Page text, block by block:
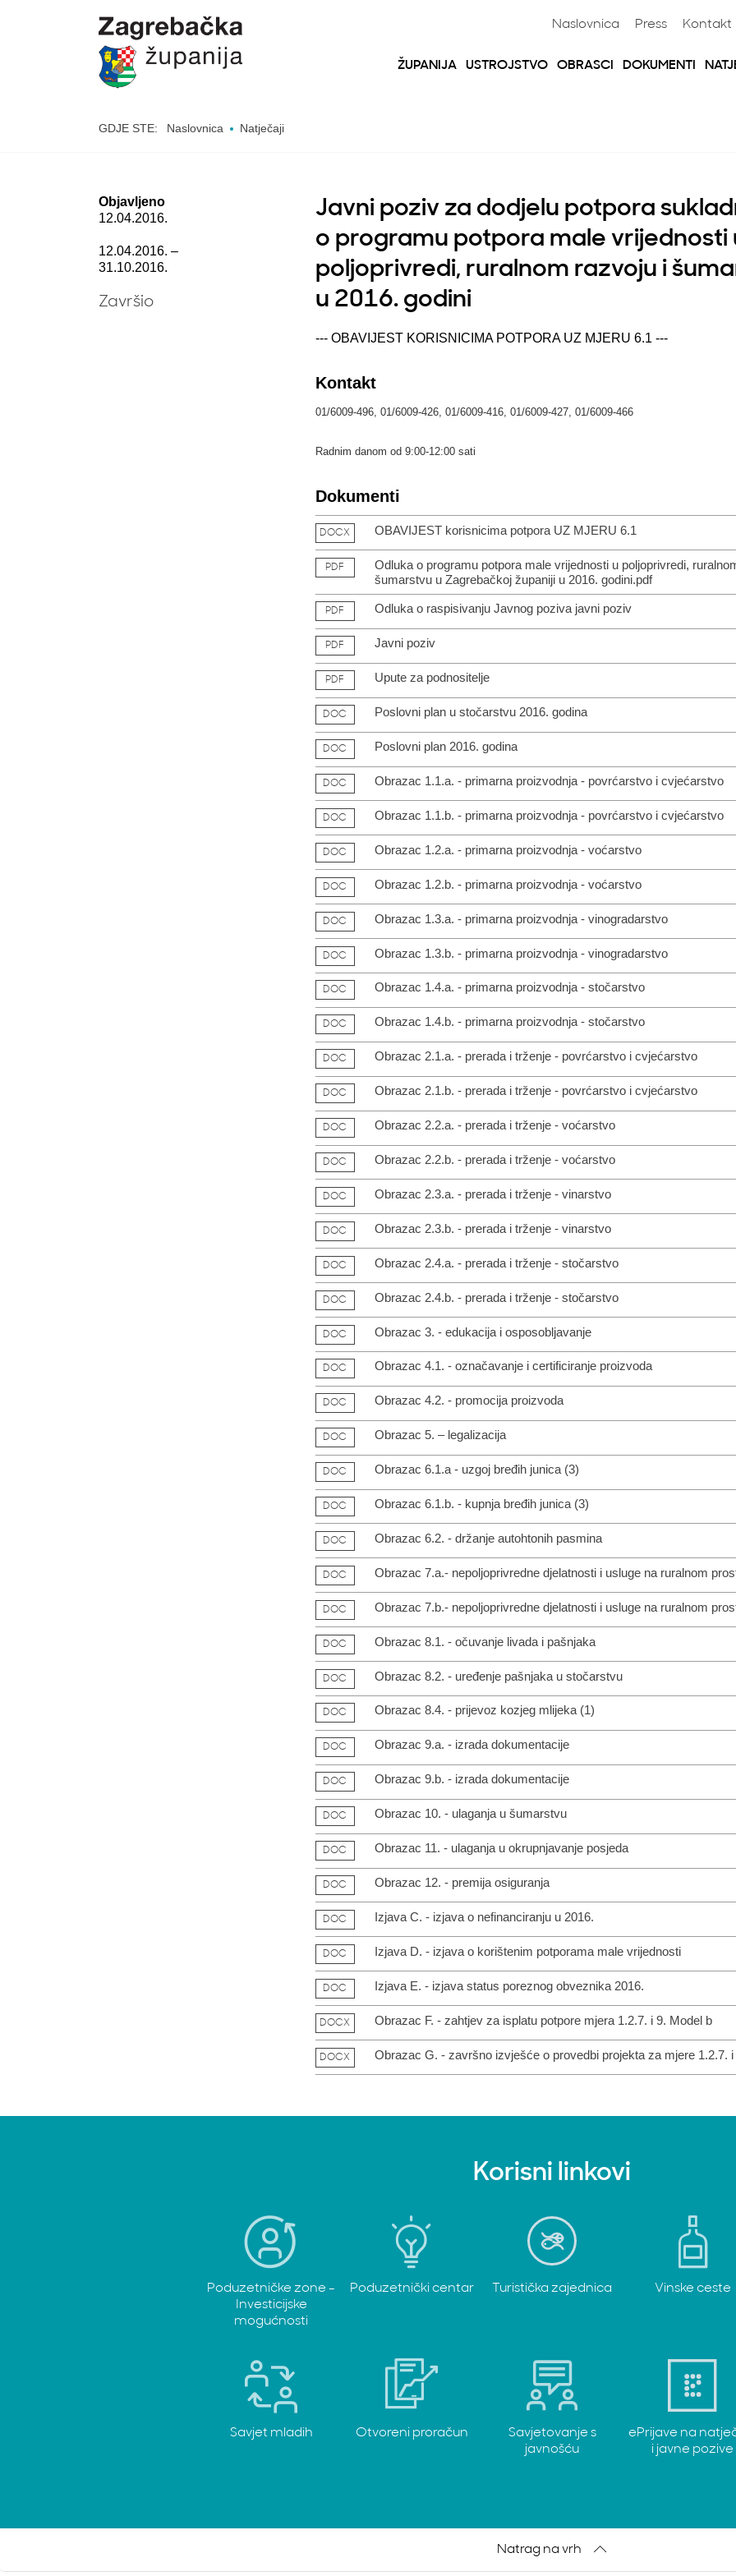
Naslovnica Press Kontakt
ŽUPANIJA USTROJSTVO OBRASCI DOKUMENTI
GDJE STE: Naslovnica Natječaji
Objavljeno
12.04.2016.
12.04.2016. –
31.10.2016.
Završio
Javni poziv za dodjelu potpora
o programu potpora male vrijednosti
poljoprivredi, ruralnom razvoju i
u 2016. godini
--- OBAVIJEST KORISNICIMA POTPORA UZ MJERU 6.1 ---
Kontakt
01/6009-496, 01/6009-426, 01/6009-416, 01/6009-427, 01/6009-466
Radnim danom od 9:00-12:00 sati
Dokumenti
DOCX OBAVIJEST korisnicima potpora UZ MJERU 6.1
PDF
Odluka o programu potpora male vrijednosti u poljoprivredi,
šumarstvu u Zagrebačkoj županiji u 2016. godini.pdf
PDF Odluka o raspisivanju Javnog poziva javni poziv
PDF Javni poziv
PDF Upute za podnositelje
DOC Poslovni plan u stočarstvu 2016. godina
DOC Poslovni plan 2016. godina
DOC Obrazac 1.1.a. - primarna proizvodnja - povrćarstvo i cvjećarstvo
DOC Obrazac 1.1.b. - primarna proizvodnja - povrćarstvo i cvjećarstvo
DOC Obrazac 1.2.a. - primarna proizvodnja - voćarstvo
DOC Obrazac 1.2.b. - primarna proizvodnja - voćarstvo
DOC Obrazac 1.3.a. - primarna proizvodnja - vinogradarstvo
DOC Obrazac 1.3.b. - primarna proizvodnja - vinogradarstvo
DOC Obrazac 1.4.a. - primarna proizvodnja - stočarstvo
DOC Obrazac 1.4.b. - primarna proizvodnja - stočarstvo
DOC Obrazac 2.1.a. - prerada i trženje - povrćarstvo i cvjećarstvo
DOC Obrazac 2.1.b. - prerada i trženje - povrćarstvo i cvjećarstvo
DOC Obrazac 2.2.a. - prerada i trženje - voćarstvo
DOC Obrazac 2.2.b. - prerada i trženje - voćarstvo
DOC Obrazac 2.3.a. - prerada i trženje - vinarstvo
DOC Obrazac 2.3.b. - prerada i trženje - vinarstvo
DOC Obrazac 2.4.a. - prerada i trženje - stočarstvo
DOC Obrazac 2.4.b. - prerada i trženje - stočarstvo
DOC Obrazac 3. - edukacija i osposobljavanje
DOC Obrazac 4.1. - označavanje i certificiranje proizvoda
DOC Obrazac 4.2. - promocija proizvoda
DOC Obrazac 5. – legalizacija
DOC Obrazac 6.1.a - uzgoj bređih junica (3)
DOC Obrazac 6.1.b. - kupnja bređih junica (3)
DOC Obrazac 6.2. - držanje autohtonih pasmina
DOC Obrazac 7.a.- nepoljoprivredne djelatnosti i usluge na ruralnom
DOC Obrazac 7.b.- nepoljoprivredne djelatnosti i usluge na ruralnom
DOC Obrazac 8.1. - očuvanje livada i pašnjaka
DOC Obrazac 8.2. - uređenje pašnjaka u stočarstvu
DOC Obrazac 8.4. - prijevoz kozjeg mlijeka (1)
DOC Obrazac 9.a. - izrada dokumentacije
DOC Obrazac 9.b. - izrada dokumentacije
DOC Obrazac 10. - ulaganja u šumarstvu
DOC Obrazac 11. - ulaganja u okrupnjavanje posjeda
DOC Obrazac 12. - premija osiguranja
DOC Izjava C. - izjava o nefinanciranju u 2016.
DOC Izjava D. - izjava o korištenim potporama male vrijednosti
DOC Izjava E. - izjava status poreznog obveznika 2016.
DOCX Obrazac F. - zahtjev za isplatu potpore mjera 1.2.7. i 9. Model b
DOCX Obrazac G. - završno izvješće o provedbi projekta za mjere 1.2.7.
Korisni linkovi
Poduzetničke zone -
Investicijske
mogućnosti
Poduzetnički centar Turistička zajednica Vinske ceste
Savjet mladih Otvoreni proračun
Savjetovanje s
javnošću
ePrijave na
i javne pozive
Natrag na vrh